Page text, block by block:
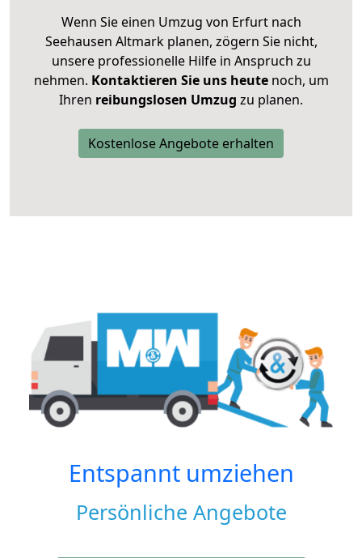
Wenn Sie einen Umzug von Erfurt nach
Seehausen Altmark planen, zögern Sie nicht,
unsere professionelle Hilfe in Anspruch zu
nehmen. Kontaktieren Sie uns heutenoch, um
Ihren reibungslosen Umzug zu planen.
Kostenlose Angebote erhalten
Entspannt umziehen
Persönliche Angebote